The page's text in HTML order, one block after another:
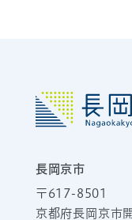
長岡京市
〒617-8501
京都府長岡京市